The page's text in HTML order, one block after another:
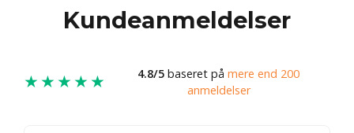
Kundeanmeldelser
★★★★★ 4.8/5 baseret på mere end 200
anmeldelser